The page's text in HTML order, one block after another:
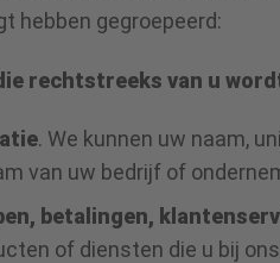
hebben gegroepeerd:
rechtstreeks van u
. We kunnen uw naam,
van uw bedrijf of
betalingen,
of diensten die u bij